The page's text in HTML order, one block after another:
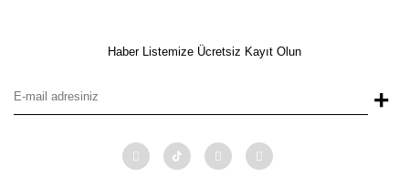
Haber Listemize Ücretsiz Kayıt Olun
+